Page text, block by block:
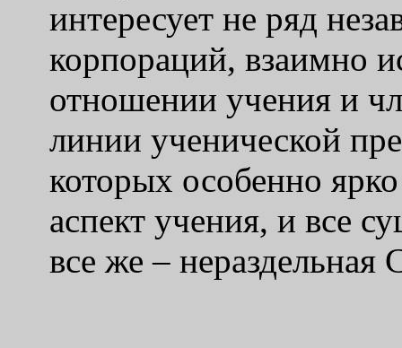
интересует не ряд
корпораций, взаимно
отношении учения и
линии ученической
которых особенно
аспект учения, и все
все же – нераздельная